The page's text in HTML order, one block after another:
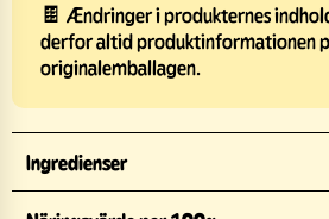
🍫 Ændringer i produkternes
derfor altid produktinformationen
originalemballagen.
Ingredienser